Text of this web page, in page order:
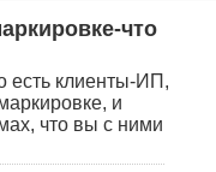
что
есть клиенты-ИП,
и
что вы с ними